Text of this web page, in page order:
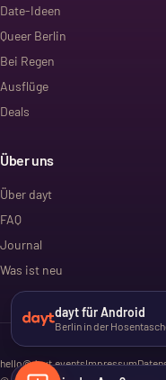
Date-Ideen
Queer Berlin
Bei Regen
Ausflüge
Deals
Über uns
Über dayt
FAQ
Journal
Was ist neu
hello@dayt.eventsImpressum
dayt für Android
Berlin in der